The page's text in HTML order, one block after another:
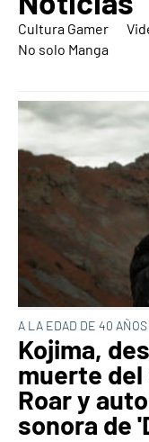
Cultura Gamer
No solo Manga
A LA EDAD DE 40 AÑOS
Kojima,
muerte
Roar y
sonora de